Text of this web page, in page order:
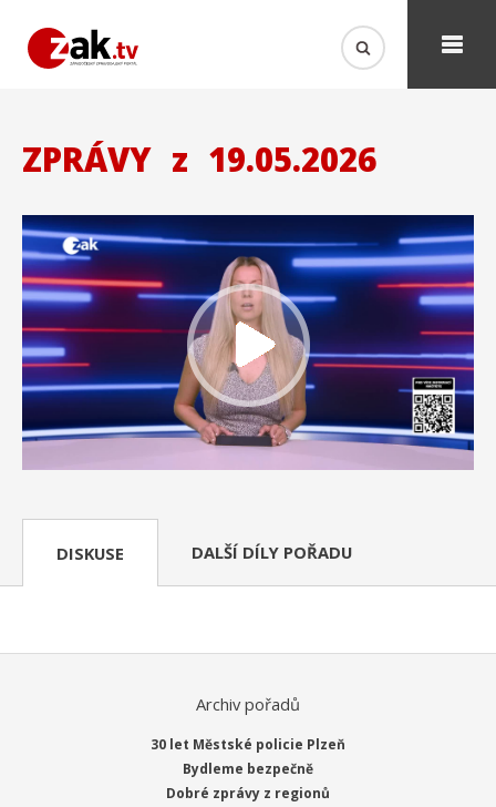
ZPRÁVY z 19.05.2026
DISKUSE DALŠÍ DÍLY POŘADU
Archiv pořadů
30 let Městské policie Plzeň
Bydleme bezpečně
Dobré zprávy z regionů